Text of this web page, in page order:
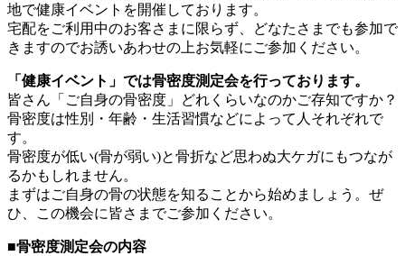
地で健康イベントを開催しております。
宅配をご利用中のお客さまに限らず、どなたさまでも参加で
きますのでお誘いあわせの上お気軽にご参加ください。
「健康イベント」では骨密度測定会を行っております。
皆さん「ご自身の骨密度」どれくらいなのかご存知ですか？
骨密度は性別・年齢・生活習慣などによって人それぞれで
す。
骨密度が低い(骨が弱い)と骨折など思わぬ大ケガにもつなが
るかもしれません。
まずはご自身の骨の状態を知ることから始めましょう。ぜ
ひ、この機会に皆さまでご参加ください。
■骨密度測定会の内容